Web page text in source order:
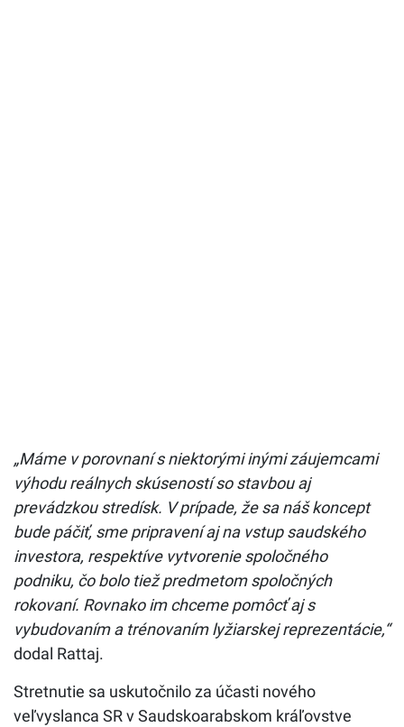
„Máme v porovnaní s niektorými inými záujemcami
výhodu reálnych skúseností so stavbou aj
prevádzkou stredísk. V prípade, že sa náš koncept
bude páčiť, sme pripravení aj na vstup saudského
investora, respektíve vytvorenie spoločného
podniku, čo bolo tiež predmetom spoločných
rokovaní. Rovnako im chceme pomôcť aj s
vybudovaním a trénovaním lyžiarskej reprezentácie,“
dodal Rattaj.
Stretnutie sa uskutočnilo za účasti nového
veľvyslanca SR v Saudskoarabskom kráľovstve